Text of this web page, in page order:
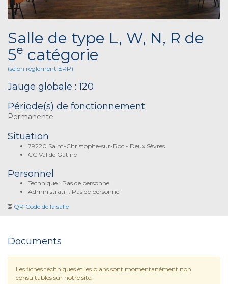
Salle de type L, W, N, R de
5e catégorie
(selon réglement ERP)
Jauge globale : 120
Période(s) de fonctionnement
Permanente
Situation
79220 Saint-Christophe-sur-Roc - Deux Sèvres
CC Val de Gâtine
Personnel
Technique : Pas de personnel
Administratif : Pas de personnel
QR Code de la salle
Documents
Les fiches techniques et les plans sont momentanément non
consultables sur notre site.